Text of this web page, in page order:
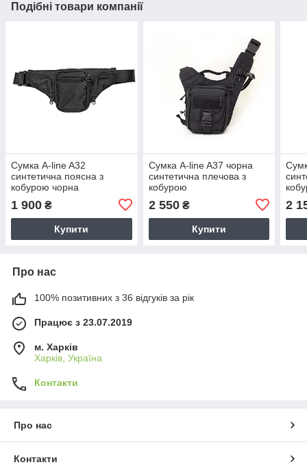
Подібні товари компанії
Сумка A-line A32
синтетична поясна з
кобурою чорна
1 900 ₴
Купити
Сумка A-line A37 чорна
синтетична плечова з
кобурою
2 550₴
Купити
2
Про нас
100% позитивних з 36 відгуків за рік
Працює з 23.07.2019
м. Харків
Харків, Україна
Контакти
Про нас
Контакти